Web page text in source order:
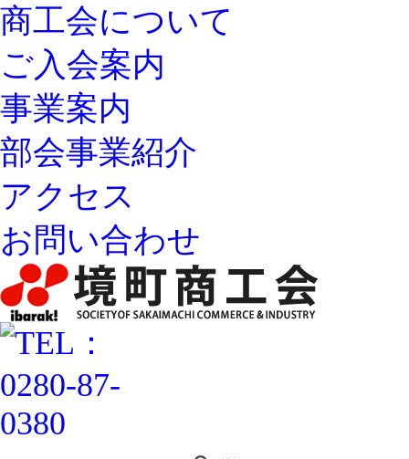
商工会について
ご入会案内
事業案内
部会事業紹介
アクセス
お問い合わせ